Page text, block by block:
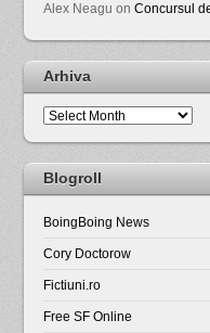
Alex Neagu onConcursul
Arhiva
Arhiva
Blogroll
BoingBoing News
Cory Doctorow
Fictiuni.ro
Free SF Online